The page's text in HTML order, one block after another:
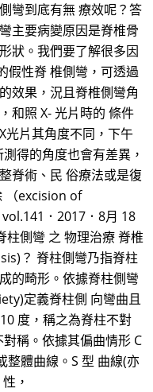
彎到底有無 療效呢？答
主要病變原因是脊椎骨
狀。我們要了解很多因
假性脊 椎側彎，可透過
效果，況且脊椎側彎角
和照 X- 光片時的 條件
光片其角度不同，下午
得的角度也會有差異，
脊術、民 俗療法或是復
（excision of
．2017．8月 18
側彎 之 物理治療 脊椎
？ 脊柱側彎乃指脊柱
的畸形。依據脊柱側彎
定義脊柱側 向彎曲且
度，稱之為脊柱不對
稱。依據其偏曲情形 C
整體曲線。S 型 曲線(亦
，